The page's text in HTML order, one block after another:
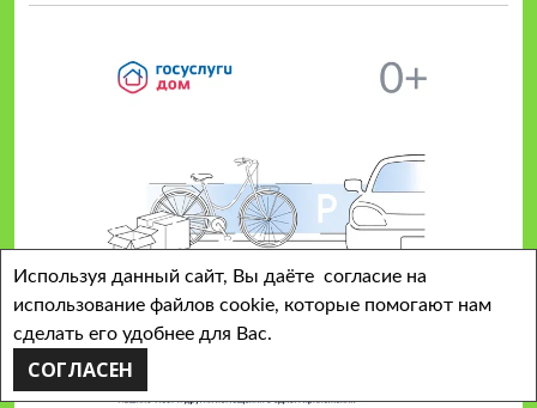
Используя данный сайт, Вы даёте согласие на
использование файлов cookie, которые помогают нам
сделать его удобнее для Вас.
СОГЛАСЕН